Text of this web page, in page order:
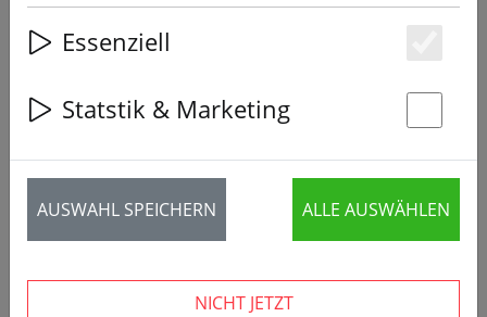
‹ ›
Essenziell
Statstik & Marketing
AUSWAHL SPEICHERN ALLE AUSWÄHLEN
NICHT JETZT